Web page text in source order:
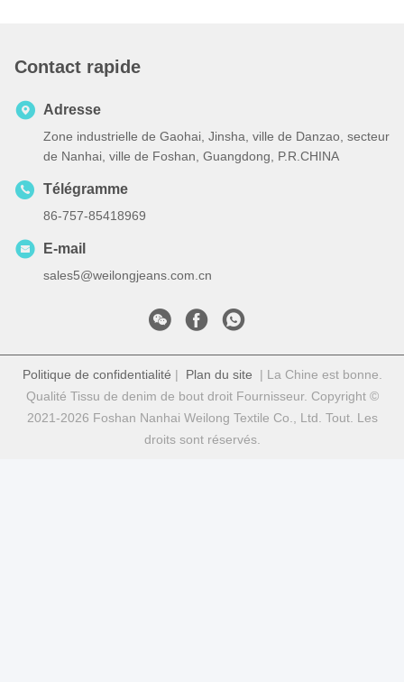
Contact rapide
Adresse
Zone industrielle de Gaohai, Jinsha, ville de Danzao, secteur
de Nanhai, ville de Foshan, Guangdong, P.R.CHINA
Télégramme
86-757-85418969
E-mail
sales5@weilongjeans.com.cn
Politique de confidentialité | Plan du site | La Chine est bonne.
Qualité Tissu de denim de bout droit Fournisseur. Copyright ©
2021-2026 Foshan Nanhai Weilong Textile Co., Ltd. Tout. Les
droits sont réservés.